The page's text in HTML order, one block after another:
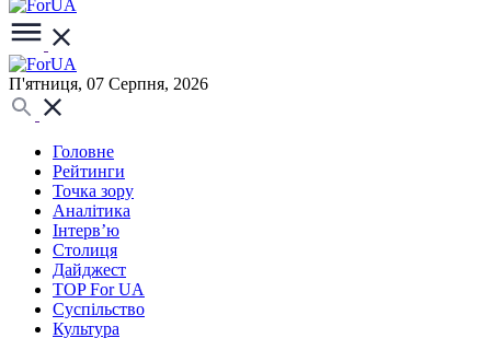
П'ятниця, 07 Серпня, 2026
Головне
Рейтинги
Точка зору
Аналітика
Інтерв’ю
Столиця
Дайджест
TOP For UA
Суспiльство
Культура